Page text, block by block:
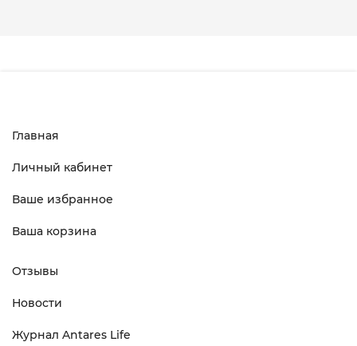
Главная
Личный кабинет
Ваше избранное
Ваша корзина
Отзывы
Новости
Журнал Antares Life